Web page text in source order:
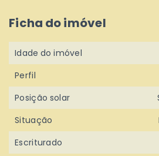
Ficha do imóvel
Idade do imóvel
Perfil
Posição solar
Situação
Escriturado